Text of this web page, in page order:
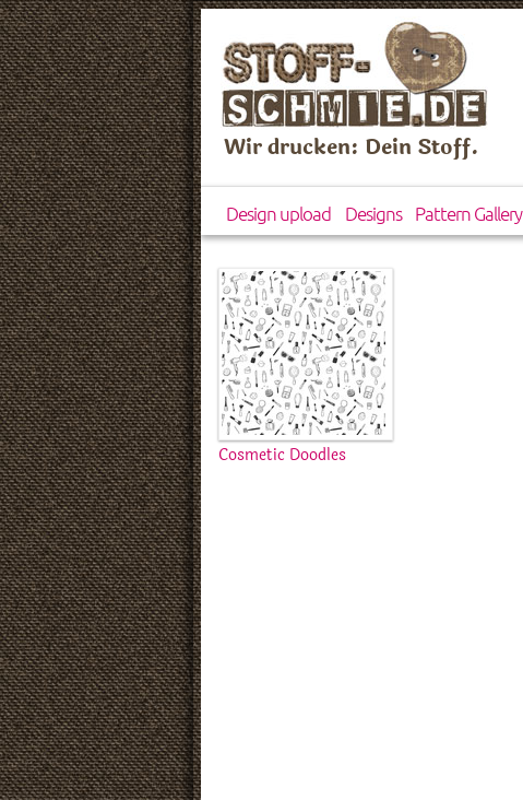
Wir drucken: Dein Stoff.
Design upload Designs Pattern Gallery
Cosmetic Doodles